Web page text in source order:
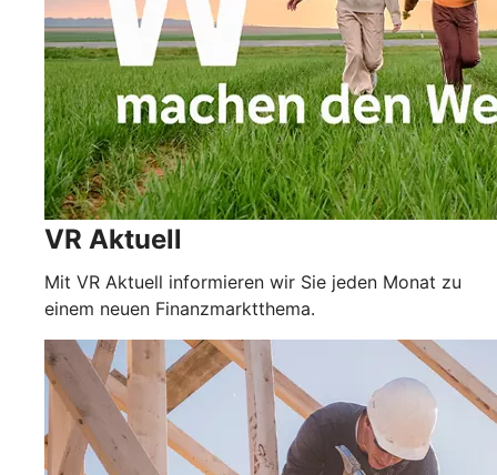
VR Aktuell
Mit VR Aktuell informieren wir Sie jeden Monat zu
einem neuen Finanzmarktthema.